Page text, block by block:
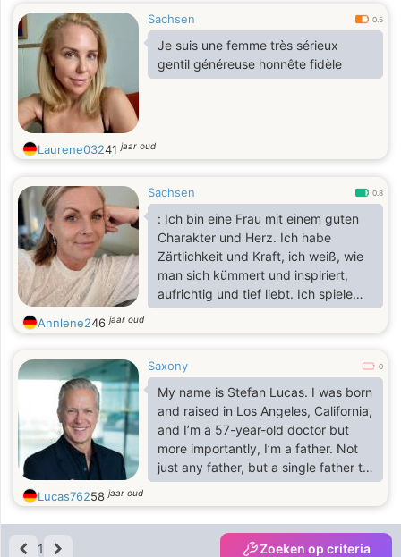
Sachsen 0.5
Je suis une femme très sérieux
gentil généreuse honnête fidèle
Laurene03241jaar oud
Sachsen 0.8
: Ich bin eine Frau mit einem guten
Charakter und Herz. Ich habe
Zärtlichkeit und Kraft, ich weiß, wie
man sich kümmert und inspiriert,
aufrichtig und tief liebt. Ich spiele
nicht mit Gefühlen, ich lebe nach
ihnen. Es ist mir wichtig, nicht nur für
das echte Leben: mit Unterstützung,
Wärme, Komfort und
Gegenseitigkeit.
Annlene246jaar oud
Saxony 0
My name is Stefan Lucas. I was born
and raised in Los Angeles, California,
and I’m a 57-year-old doctor but
more importantly, I’m a father. Not
just any father, but a single father to
Benjamin, my one and only son. My
everything.
Lucas76258jaar oud
1 Zoeken op criteria